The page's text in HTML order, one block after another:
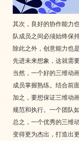
其次，良好的协作能力
队成员之间必须始终保
除此之外，创意能力也
先进未来想象，这就需
当然，一个好的三维动
成员掌握熟练。结合前
加之，要想保证三维动
规范和执行。一个团队
总之，一个优秀的三维
变得更为杰出，打造出